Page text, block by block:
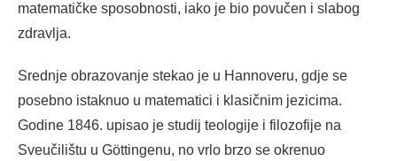
matematičke sposobnosti, iako je bio povučen i slabog
zdravlja.
Srednje obrazovanje stekao je u Hannoveru, gdje se
posebno istaknuo u matematici i klasičnim jezicima.
Godine 1846. upisao je studij teologije i filozofije na
Sveučilištu u Göttingenu, no vrlo brzo se okrenuo